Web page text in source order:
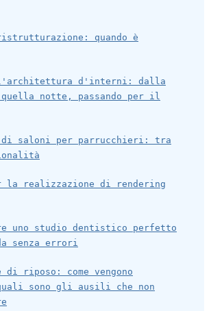
quando è
d'interni: dalla
quella notte, passando per il
di saloni per parrucchieri: tra
la realizzazione di rendering
uno studio dentistico perfetto
senza errori
di riposo: come vengono
sono gli ausili che non